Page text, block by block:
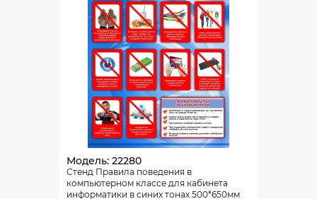
Модель: 22280
Стенд Правила поведения в
компьютерном классе для кабинета
информатики в синих тонах 500*650мм